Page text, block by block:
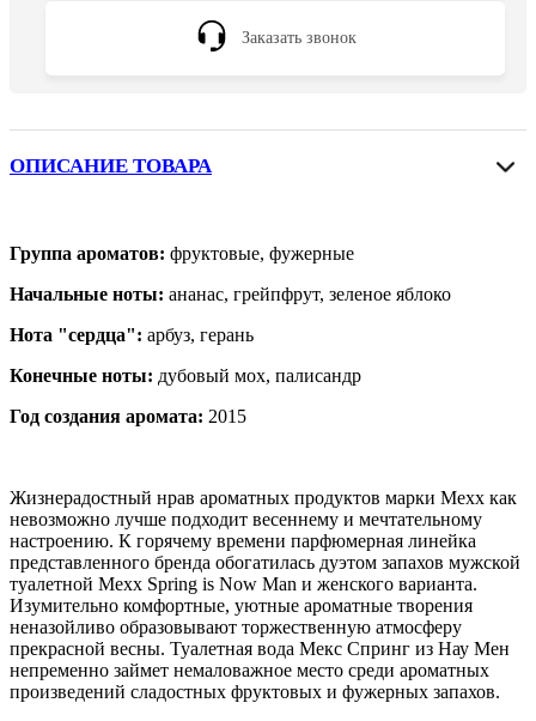
Заказать звонок
ОПИСАНИЕ ТОВАРА
Группа ароматов: фруктовые, фужерные
Начальные ноты: ананас, грейпфрут, зеленое яблоко
Нота "сердца": арбуз, герань
Конечные ноты: дубовый мох, палисандр
Год создания аромата: 2015
Жизнерадостный нрав ароматных продуктов марки Mexx как
невозможно лучше подходит весеннему и мечтательному
настроению. К горячему времени парфюмерная линейка
представленного бренда обогатилась дуэтом запахов мужской
туалетной Mexx Spring is Now Man и женского варианта.
Изумительно комфортные, уютные ароматные творения
неназойливо образовывают торжественную атмосферу
прекрасной весны. Туалетная вода Мекс Спринг из Нау Мен
непременно займет немаловажное место среди ароматных
произведений сладостных фруктовых и фужерных запахов.